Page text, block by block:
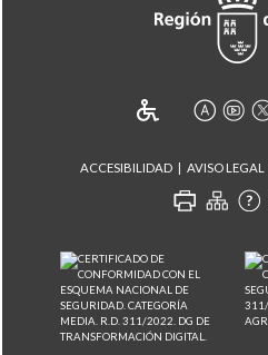
ACCESIBILIDAD AVISO LEGAL